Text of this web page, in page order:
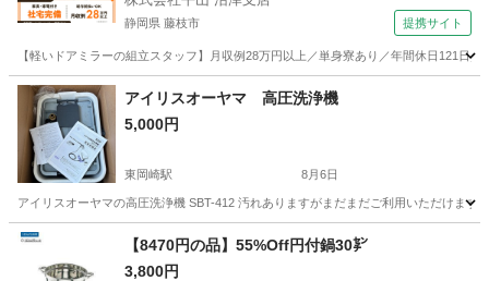
静岡県 藤枝市 提携サイト
【軽いドアミラーの組立スタッフ】月収例28万円以上／単身寮あり／年間休日121
静岡 藤枝市 その他
アイリスオーヤマ 高圧洗浄機
5,000円
東岡崎駅 8月6日
アイリスオーヤマの高圧洗浄機 SBT-412 汚れありますがまだまだご利用いただけま
愛知 東岡崎駅 掃除用具 アイリスオーヤマ
【8470円の品】55%Off円付鍋30㌢
3,800円